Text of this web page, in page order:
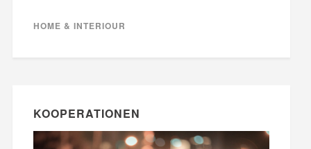
HOME & INTERIOUR
KOOPERATIONEN